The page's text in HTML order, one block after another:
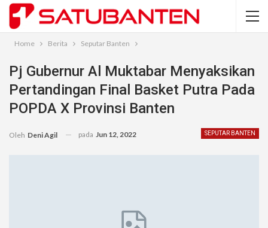
Home Berita Seputar Banten
Pj Gubernur Al Muktabar Menyaksikan
Pertandingan Final Basket Putra Pada
POPDA X Provinsi Banten
SEPUTAR BANTEN
Oleh Deni Agil pada Jun 12, 2022